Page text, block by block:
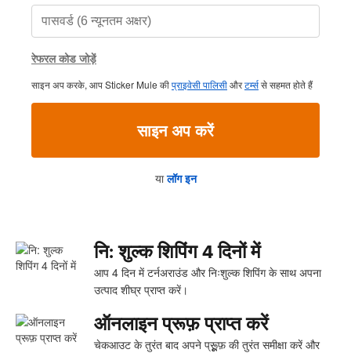
रेफरल कोड जोड़ें
साइन अप करके, आप Sticker Mule कीप्राइवेसी पालिसीऔरटर्म्ससे सहमत होते हैं
साइन अप करें
यालॉग इन
नि: शुल्क शिपिंग 4 दिनों में
आप 4 दिन में टर्नअराउंड और निःशुल्क शिपिंग के साथ अपना
उत्पाद शीघ्र प्राप्त करें।
ऑनलाइन प्रूफ़ प्राप्त करें
चेकआउट के तुरंत बाद अपने प्रूूूूफ़ की तुरंत समीक्षा करें और